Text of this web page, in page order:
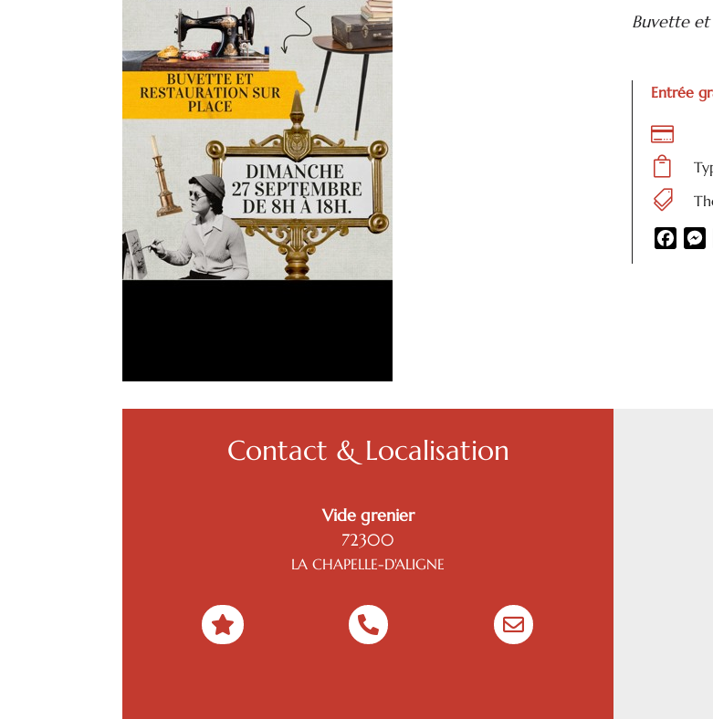
Buvette et
Entrée



Contact & Localisation
Vide grenier
72300
LA CHAPELLE-D'ALIGNE
  